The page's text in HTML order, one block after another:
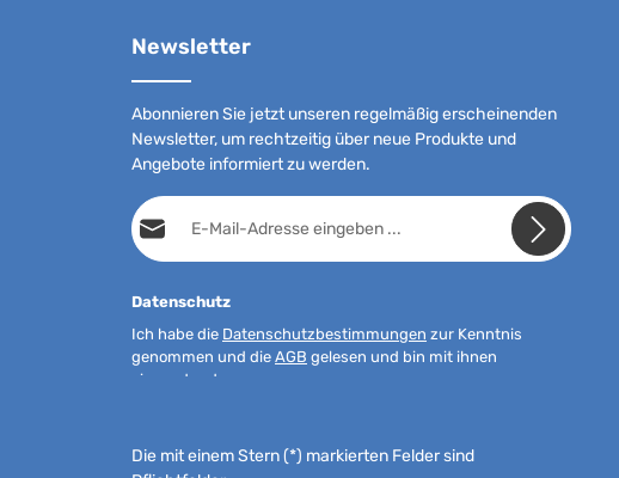
Newsletter
Abonnieren Sie jetzt unseren regelmäßig erscheinenden
Newsletter, um rechtzeitig über neue Produkte und
Angebote informiert zu werden.
E-Mail-Adresse*
Datenschutz
Ich habe die Datenschutzbestimmungen zur Kenntnis
genommen und die AGB gelesen und bin mit ihnen
einverstanden.
Die mit einem Stern (*) markierten Felder sind